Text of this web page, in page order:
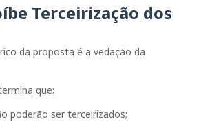
Terceirização dos
da proposta é a vedação da
que:
poderão ser terceirizados;